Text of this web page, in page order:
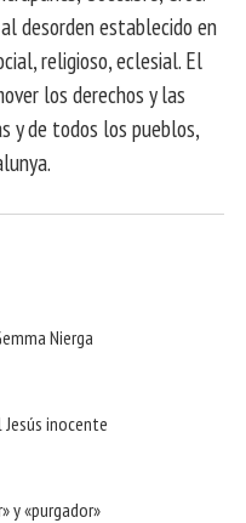
desorden establecido en
religioso, eclesial. El
los derechos y las
y de todos los pueblos,
Nierga
inocente
y «purgador»